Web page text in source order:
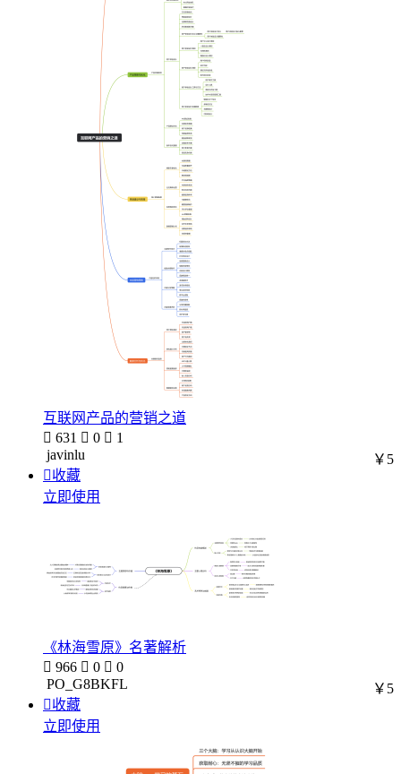
互联网产品的营销之道
 631  0  1
javinlu
￥5
收藏
立即使用
《林海雪原》名著解析
 966  0  0
PO_G8BKFL
￥5
收藏
立即使用